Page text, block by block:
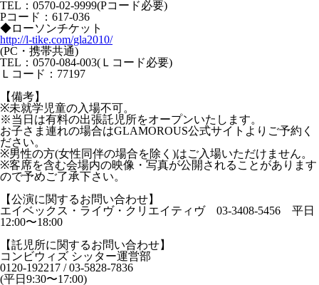
TEL：0570-02-9999(Pコード必要)
Pコード：617-036
◆ローソンチケット
http://l-tike.com/gla2010/
(PC・携帯共通)
TEL：0570-084-003(Ｌコード必要)
Ｌコード：77197
【備考】
※未就学児童の入場不可。
※当日は有料の出張託児所をオープンいたします。
お子さま連れの場合はGLAMOROUS公式サイトよりご予約く
ださい。
※男性の方(女性同伴の場合を除く)はご入場いただけません。
※客席を含む会場内の映像・写真が公開されることがあります
ので予めご了承下さい。
【公演に関するお問い合わせ】
エイベックス・ライヴ・クリエイティヴ 03-3408-5456 平日
12:00〜18:00
【託児所に関するお問い合わせ】
コンビウィズ シッター運営部
0120-192217 / 03-5828-7836
(平日9:30〜17:00)